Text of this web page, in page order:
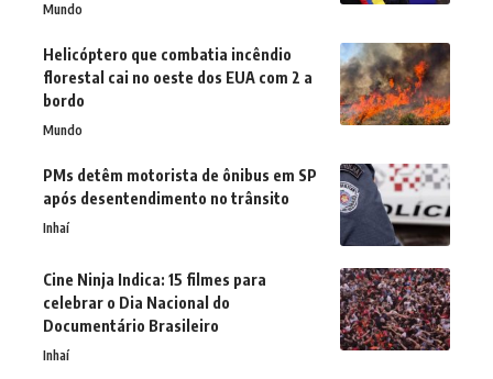
Mundo
Helicóptero que combatia incêndio
florestal cai no oeste dos EUA com 2 a
bordo
Mundo
PMs detêm motorista de ônibus em SP
após desentendimento no trânsito
Inhaí
Cine Ninja Indica: 15 filmes para
celebrar o Dia Nacional do
Documentário Brasileiro
Inhaí